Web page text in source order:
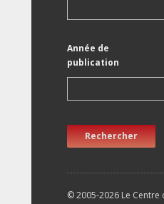
Année de
publication
Rechercher
© 2005-2026 Le